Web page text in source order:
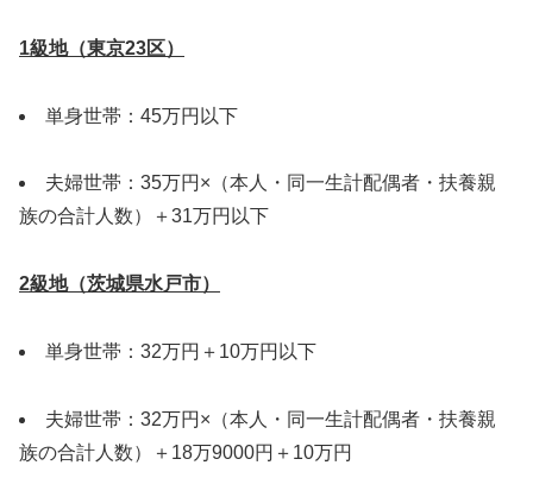
1級地（東京23区）
単身世帯：45万円以下
夫婦世帯：35万円×（本人・同一生計配偶者・扶養親
族の合計人数）＋31万円以下
2級地（茨城県水戸市）
単身世帯：32万円＋10万円以下
夫婦世帯：32万円×（本人・同一生計配偶者・扶養親
族の合計人数）＋18万9000円＋10万円